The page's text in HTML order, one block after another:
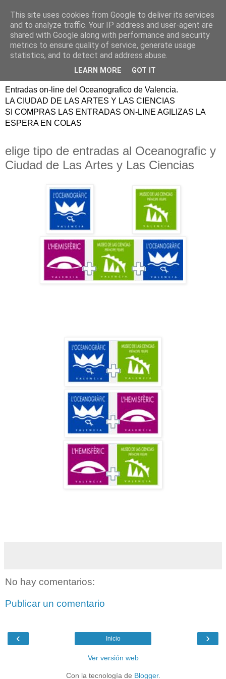
ENTRADAS
OCEANOGRAFIC
VALENCIA
Entradas on-line del Oceanografico de Valencia.
LA CIUDAD DE LAS ARTES Y LAS CIENCIAS
SI COMPRAS LAS ENTRADAS ON-LINE AGILIZAS LA
ESPERA EN COLAS
elige tipo de entradas al Oceanografic y
Ciudad de Las Artes y Las Ciencias
No hay comentarios:
Publicar un comentario
‹ ›
Inicio
Ver versión web
Con la tecnología de Blogger.
This site uses cookies from Google to deliver its services
and to analyze traffic. Your IP address and user-agent are
shared with Google along with performance and security
metrics to ensure quality of service, generate usage
statistics, and to detect and address abuse.
LEARN MORE GOT IT